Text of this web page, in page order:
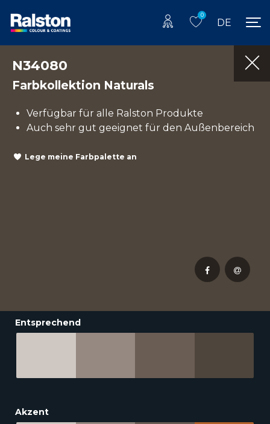
0
DE
N34080
Farbkollektion Naturals
Verfügbar für alle Ralston Produkte
Auch sehr gut geeignet für den Außenbereich
Lege meine Farbpalette an
Entsprechend
Akzent